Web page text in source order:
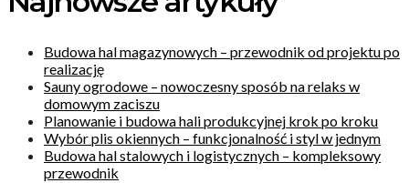
Budowa hal magazynowych – przewodnik od projektu po
realizację
Sauny ogrodowe – nowoczesny sposób na relaks w
domowym zaciszu
Planowanie i budowa hali produkcyjnej krok po kroku
Wybór plis okiennych – funkcjonalność i styl w jednym
Budowa hal stalowych i logistycznych – kompleksowy
przewodnik